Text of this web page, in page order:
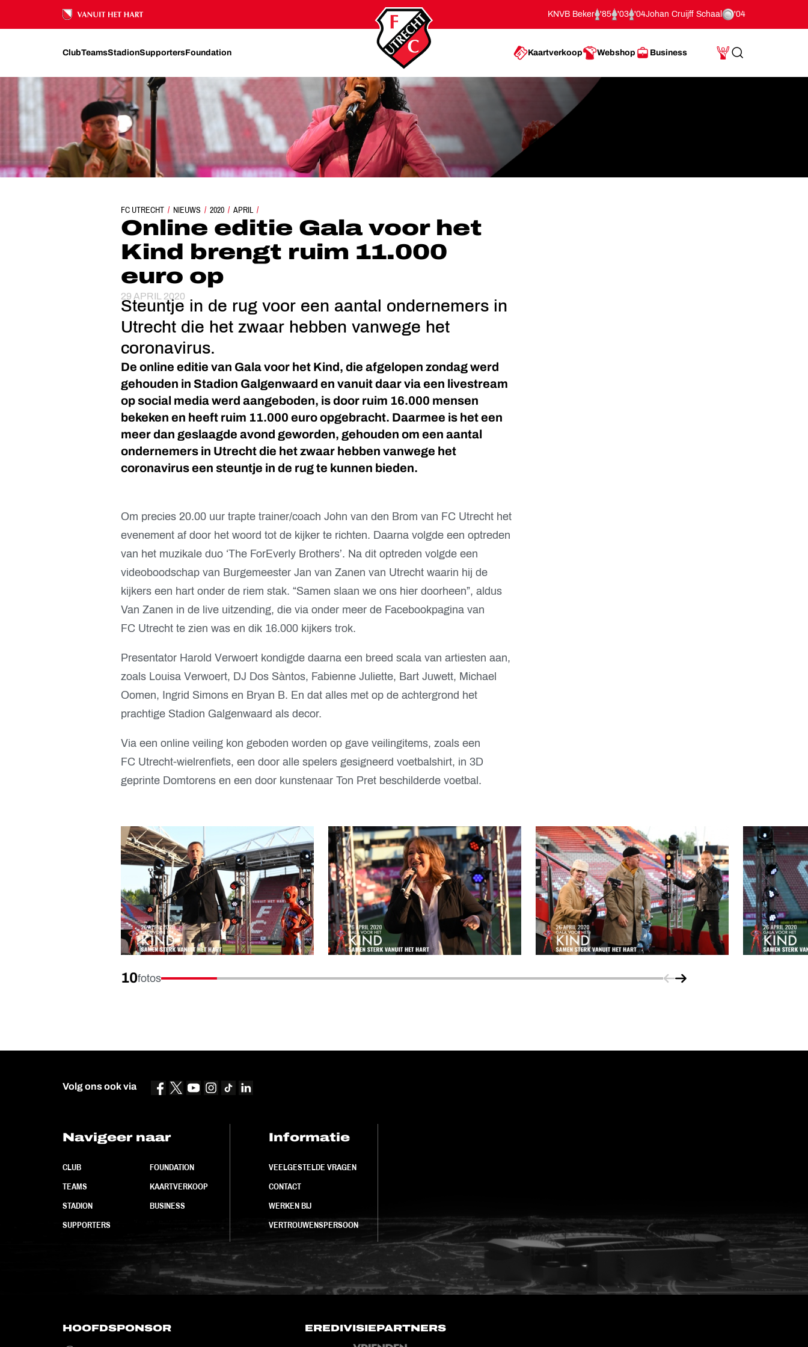
Ons nalatenschap
KNVB Beker '85 '03 '04Johan Cruijff Schaal '04
ClubTeamsStadionSupportersFoundation Kaartverkoop Webshop Business
Mijn Account
Search
FC UTRECHT NIEUWS 2020 APRIL
ONLINE EDITIE GALA VOOR HET KIND BRENGT RUIM 11.000 EURO OP
Online editie Gala voor het
Kind brengt ruim 11.000
euro op
29 APRIL 2020
Steuntje in de rug voor een aantal ondernemers in
Utrecht die het zwaar hebben vanwege het
coronavirus.
De online editie van Gala voor het Kind, die afgelopen zondag werd
gehouden in Stadion Galgenwaard en vanuit daar via een livestream
op social media werd aangeboden, is door ruim 16.000 mensen
bekeken en heeft ruim 11.000 euro opgebracht. Daarmee is het een
meer dan geslaagde avond geworden, gehouden om een aantal
ondernemers in Utrecht die het zwaar hebben vanwege het
coronavirus een steuntje in de rug te kunnen bieden.
Om precies 20.00 uur trapte trainer/coach John van den Brom van FC Utrecht het
evenement af door het woord tot de kijker te richten. Daarna volgde een optreden
van het muzikale duo ‘The ForEverly Brothers’. Na dit optreden volgde een
videoboodschap van Burgemeester Jan van Zanen van Utrecht waarin hij de
kijkers een hart onder de riem stak. “Samen slaan we ons hier doorheen”, aldus
Van Zanen in de live uitzending, die via onder meer de Facebookpagina van
FC Utrecht te zien was en dik 16.000 kijkers trok.
Presentator Harold Verwoert kondigde daarna een breed scala van artiesten aan,
zoals Louisa Verwoert, DJ Dos Sàntos, Fabienne Juliette, Bart Juwett, Michael
Oomen, Ingrid Simons en Bryan B. En dat alles met op de achtergrond het
prachtige Stadion Galgenwaard als decor.
Via een online veiling kon geboden worden op gave veilingitems, zoals een
FC Utrecht-wielrenfiets, een door alle spelers gesigneerd voetbalshirt, in 3D
geprinte Domtorens en een door kunstenaar Ton Pret beschilderde voetbal.
10fotos
Volg ons ook via
Navigeer naar
CLUB
TEAMS
STADION
SUPPORTERS
FOUNDATION
KAARTVERKOOP
BUSINESS
Informatie
VEELGESTELDE VRAGEN
CONTACT
WERKEN BIJ
VERTROUWENSPERSOON
HOOFDSPONSOR EREDIVISIEPARTNERS